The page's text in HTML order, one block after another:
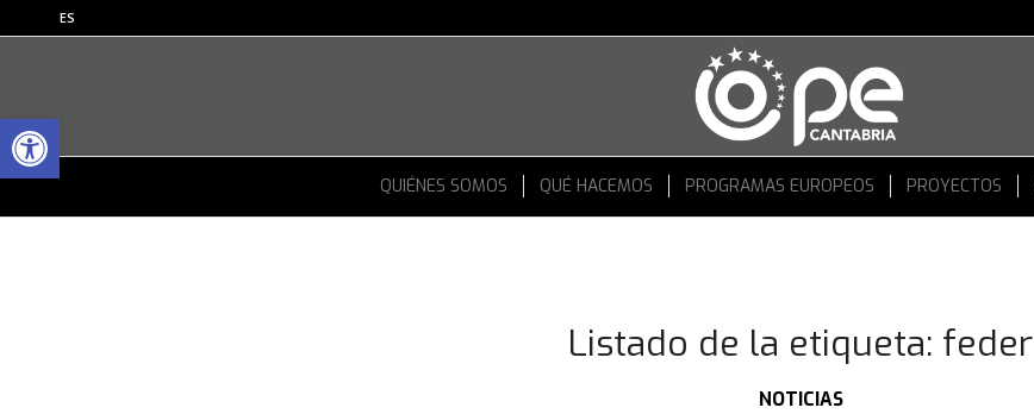
Abrir barra de herramientas
ES
QUIÉNES SOMOS QUÉ HACEMOS PROGRAMAS EUROPEOS PROYECTOS
Listado de la etiqueta: feder
NOTICIAS